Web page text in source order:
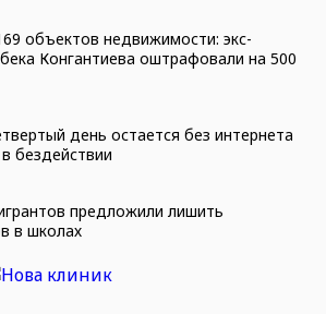
объектов недвижимости: экс-
Конгантиева оштрафовали на 500
день остается без интернета
бездействии
предложили лишить
в школах